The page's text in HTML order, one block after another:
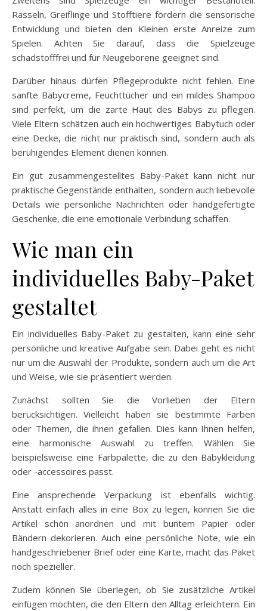
Rasseln, Greiflinge und Stofftiere fördern die sensorische
Entwicklung und bieten den Kleinen erste Anreize zum
Spielen. Achten Sie darauf, dass die Spielzeuge
schadstofffrei und für Neugeborene geeignet sind.
Darüber hinaus dürfen Pflegeprodukte nicht fehlen. Eine
sanfte Babycreme, Feuchttücher und ein mildes Shampoo
sind perfekt, um die zarte Haut des Babys zu pflegen.
Viele Eltern schätzen auch ein hochwertiges Babytuch oder
eine Decke, die nicht nur praktisch sind, sondern auch als
beruhigendes Element dienen können.
Ein gut zusammengestelltes Baby-Paket kann nicht nur
praktische Gegenstände enthalten, sondern auch liebevolle
Details wie persönliche Nachrichten oder handgefertigte
Geschenke, die eine emotionale Verbindung schaffen.
Wie man ein
individuelles Baby-Paket
gestaltet
Ein individuelles Baby-Paket zu gestalten, kann eine sehr
persönliche und kreative Aufgabe sein. Dabei geht es nicht
nur um die Auswahl der Produkte, sondern auch um die Art
und Weise, wie sie präsentiert werden.
Zunächst sollten Sie die Vorlieben der Eltern
berücksichtigen. Vielleicht haben sie bestimmte Farben
oder Themen, die ihnen gefallen. Dies kann Ihnen helfen,
eine harmonische Auswahl zu treffen. Wählen Sie
beispielsweise eine Farbpalette, die zu den Babykleidung
oder -accessoires passt.
Eine ansprechende Verpackung ist ebenfalls wichtig.
Anstatt einfach alles in eine Box zu legen, können Sie die
Artikel schön anordnen und mit buntem Papier oder
Bändern dekorieren. Auch eine persönliche Note, wie ein
handgeschriebener Brief oder eine Karte, macht das Paket
noch spezieller.
Zudem können Sie überlegen, ob Sie zusätzliche Artikel
einfügen möchten, die den Eltern den Alltag erleichtern. Ein